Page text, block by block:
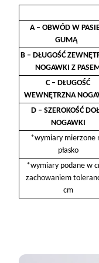
A – OBWÓD W
GUMĄ
B – DŁUGOŚĆ
NOGAWKI Z
C – DŁUGOŚĆ
WEWNĘTRZNA
D – SZEROKOŚĆ
NOGAWKI
*wymiary mierzone
płasko
*wymiary podane w
zachowaniem
cm